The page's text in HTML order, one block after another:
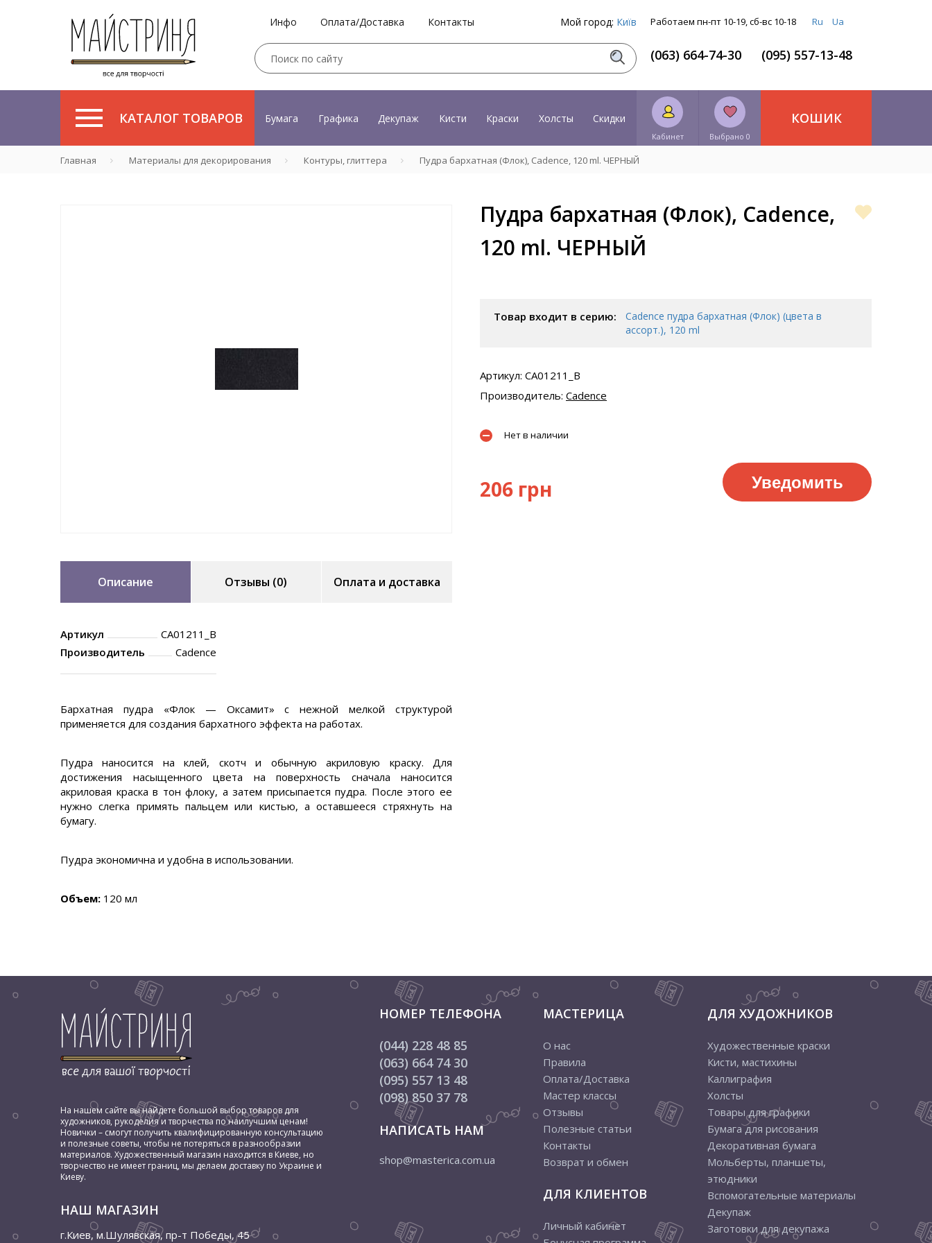
Инфо Оплата/Доставка Контакты Мой город: Київ Работаем пн-пт 10-19, сб-вс 10-18 Ru Ua
(063) 664-74-30 (095) 557-13-48
КАТАЛОГ ТОВАРОВ Бумага Графика Декупаж Кисти Краски Холсты Скидки
Кабинет Выбрано 0
КОШИК
Главная Материалы для декорирования Контуры, глиттера Пудра бархатная (Флок), Cadence, 120 ml. ЧЕРНЫЙ
Описание Отзывы (0) Оплата и доставка
Артикул
CA01211_B
Производитель
Cadence
Бархатная пудра «Флок — Оксамит» с нежной мелкой структурой
применяется для создания бархатного эффекта на работах.
Пудра наносится на клей, скотч и обычную акриловую краску. Для
достижения насыщенного цвета на поверхность сначала наносится
акриловая краска в тон флоку, а затем присыпается пудра. После этого ее
нужно слегка примять пальцем или кистью, а оставшееся стряхнуть на
бумагу.
Пудра экономична и удобна в использовании.
Объем: 120 мл
Пудра бархатная (Флок), Cadence,
120 ml. ЧЕРНЫЙ
Товар входит в серию:
Cadence пудра бархатная (Флок) (цвета в
ассорт.), 120 ml
Артикул: CA01211_B
Производитель: Cadence
Нет в наличии
206 грн Уведомить
На нашем сайте вы найдете большой выбор товаров для
художников, рукоделия и творчества по наилучшим ценам!
Новички – смогут получить квалифицированную консультацию
и полезные советы, чтобы не потеряться в разнообразии
материалов. Художественный магазин находится в Киеве, но
творчество не имеет границ, мы делаем доставку по Украине и
Киеву.
НАШ МАГАЗИН
г.Киев, м.Шулявская,пр-т Победы, 45
НОМЕР ТЕЛЕФОНА
(044) 228 48 85
(063) 664 74 30
(095) 557 13 48
(098) 850 37 78
НАПИСАТЬ НАМ
shop@masterica.com.ua
МАСТЕРИЦА
О нас
Правила
Оплата/Доставка
Мастер классы
Отзывы
Полезные статьи
Контакты
Возврат и обмен
ДЛЯ КЛИЕНТОВ
Личный кабинет
ДЛЯ ХУДОЖНИКОВ
Художественные краски
Кисти, мастихины
Каллиграфия
Холсты
Товары для графики
Бумага для рисования
Декоративная бумага
Мольберты, планшеты,
этюдники
Вспомогательные материалы
Декупаж
Заготовки для декупажа